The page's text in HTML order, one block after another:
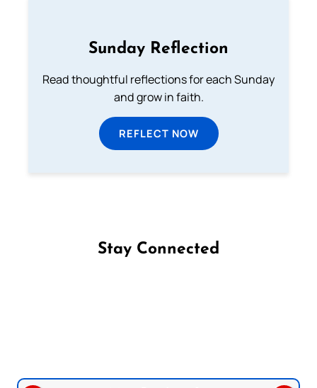
Sunday Reflection
Read thoughtful reflections for each Sunday
and grow in faith.
REFLECT NOW
Stay Connected